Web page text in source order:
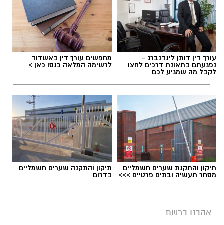
עורך דין דותן לינדנברג -
נפגעתם בתאונת דרכים לחצו
לקבל מה שמגיע לכם
מחפשים עורך דין באשדוד
לרשימה המלאה כנסו כאן >
תיקון והתקנת שערים חשמליים
מסחר תעשיה ובתים פרטיים >>>
תיקון והתקנה שערים חשמליים
בדרום
אהבנו ברשת